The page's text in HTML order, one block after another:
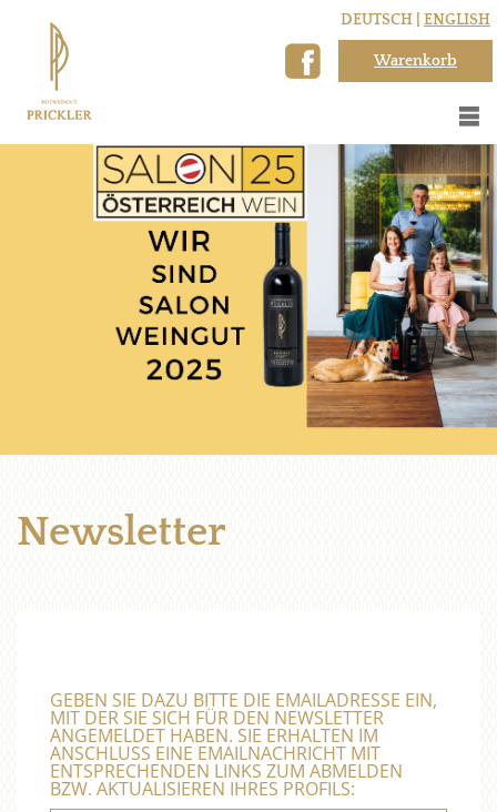
DEUTSCH | ENGLISH
Warenkorb
Newsletter
GEBEN SIE DAZU BITTE DIE EMAILADRESSE EIN,
MIT DER SIE SICH FÜR DEN NEWSLETTER
ANGEMELDET HABEN. SIE ERHALTEN IM
ANSCHLUSS EINE EMAILNACHRICHT MIT
ENTSPRECHENDEN LINKS ZUM ABMELDEN
BZW. AKTUALISIEREN IHRES PROFILS: